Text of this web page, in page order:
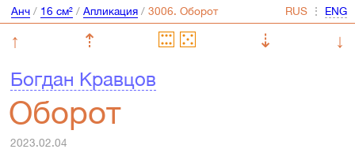
Анч/ 16 см²/ Апликация/ ⋮
↑ ⇡ ⇣
↓
Богдан Кравцов
Оборот
2023.02.04